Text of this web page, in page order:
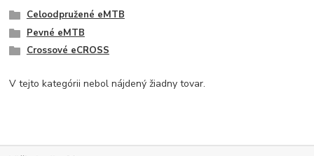
Celoodpružené eMTB
Pevné eMTB
Crossové eCROSS
V tejto kategórii nebol nájdený žiadny tovar.